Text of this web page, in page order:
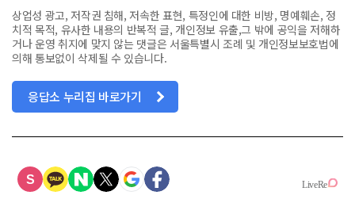
상업성 광고, 저작권 침해, 저속한 표현, 특정인에 대한 비방, 명예훼손, 정
치적 목적, 유사한 내용의 반복적 글, 개인정보 유출,그 밖에 공익을 저해하
거나 운영 취지에 맞지 않는 댓글은 서울특별시 조례 및 개인정보보호법에
의해 통보없이 삭제될 수 있습니다.
응답소 누리집 바로가기